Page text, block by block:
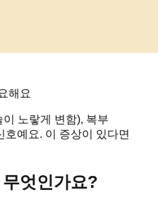
해요
노랗게 변함), 복부
예요. 이 증상이 있다면
엇인가요?